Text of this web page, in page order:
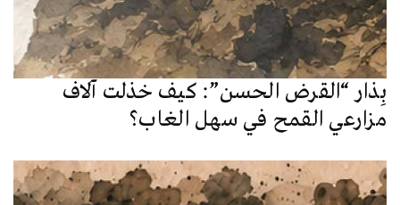
بِذار “القرض الحسن”: كيف خذلت آلاف
مزارعي القمح في سهل الغاب؟